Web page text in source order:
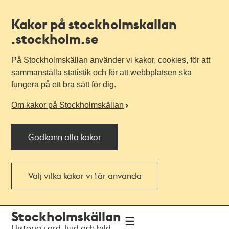
Kakor på stockholmskallan
.stockholm.se
På Stockholmskällan använder vi kakor, cookies, för att
sammanställa statistik och för att webbplatsen ska
fungera på ett bra sätt för dig.
Om kakor på Stockholmskällan
Godkänn alla kakor
Välj vilka kakor vi får använda
navigationen
huvudinnehållet
Stockholmskällan